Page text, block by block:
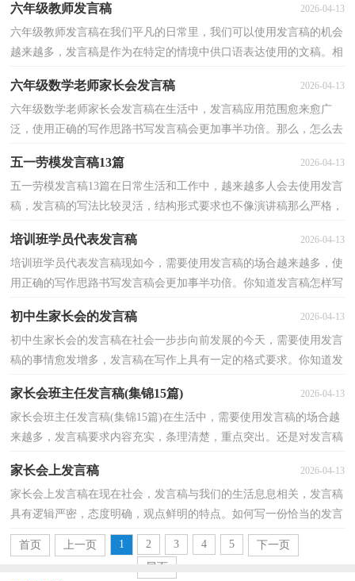
六年级教师发言稿 2026-04-13
六年级教师发言稿在我们平凡的日常里，我们可以使用发言稿的机会
越来越多，发言稿是作为在特定的情境中供口语表达使用的文稿。相
六年级数学老师家长会发言稿 2026-04-13
六年级数学老师家长会发言稿在生活中，发言稿应用范围愈来愈广
泛，使用正确的写作思路书写发言稿会更加事半功倍。那么，怎么去
五一劳模发言稿13篇 2026-04-13
五一劳模发言稿13篇在日常生活和工作中，越来越多人会去使用发言
稿，发言稿的写法比较灵活，结构形式要求也不像演讲稿那么严格，
培训班学员代表发言稿 2026-04-13
培训班学员代表发言稿现如今，需要使用发言稿的场合越来越多，使
用正确的写作思路书写发言稿会更加事半功倍。你知道发言稿怎样写
初中生家长会的发言稿 2026-04-13
初中生家长会的发言稿在社会一步步向前发展的今天，需要使用发言
稿的事情愈发增多，发言稿在写作上具有一定的格式要求。你知道发
家长会班主任发言稿(集锦15篇) 2026-04-13
家长会班主任发言稿(集锦15篇)在生活中，需要使用发言稿的场合越
来越多，发言稿要求内容充实，条理清楚，重点突出。还是对发言稿
家长会上发言稿 2026-04-13
家长会上发言稿在现在社会，发言稿与我们的生活息息相关，发言稿
具有逻辑严密，态度明确，观点鲜明的特点。如何写一份恰当的发言
稿呢？下面是小编整理的家长会上发言稿，希望对大家有所...
首页
上一页 1 2 3 4 5
下一页
尾页